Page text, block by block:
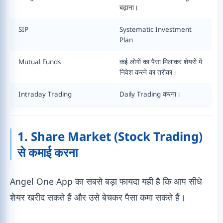
बढ़ाना।
SIP
Systematic Investment
Plan
Mutual Funds
कई लोगों का पैसा मिलाकर शेयरों में
निवेश करने का तरीका।
Intraday Trading Daily Trading करना।
1. Share Market (Stock Trading)
से कमाई करना
Angel One App का सबसे बड़ा फायदा यही है कि आप सीधे
शेयर खरीद सकते हैं और उसे बेचकर पैसा कमा सकते हैं।